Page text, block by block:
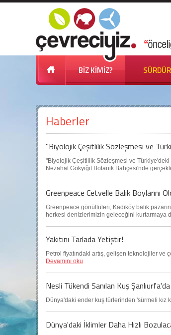
BİZ KİMİZ?
Haberler
"Biyolojik Çeşitlilik Sözleşmesi ve
"Biyolojik Çeşitlilik Sözleşmesi ve Türkiye'deki
Nezahat Gökyiğit Botanik Bahçesi'nde
Greenpeace Cetvelle Balık Boylarını
Greenpeace gönüllüleri, Kadıköy balık
herkesi denizlerimizin geleceğini kurtarmaya
Yakıtını Tarlada Yetiştir!
Petrol fiyatındaki artış, gelişen teknolojiler
Devamını oku
Nesli Tükendi Sanılan Kuş
Dünya'daki ender kuş türlerinden 'sürmeli kız
Dünya'daki İklimler Daha Hızlı